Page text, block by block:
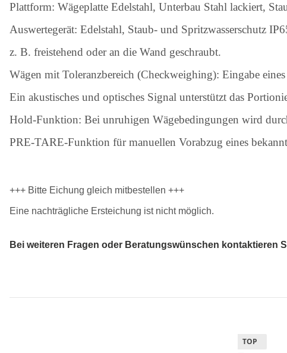
Plattform: Wägeplatte Edelstahl, Unterbau Stahl lackiert,
Auswertegerät: Edelstahl, Staub- und Spritzwasserschutz
z. B. freistehend oder an die Wand geschraubt.
Wägen mit Toleranzbereich (Checkweighing): Eingabe
Ein akustisches und optisches Signal unterstützt das
Hold-Funktion: Bei unruhigen Wägebedingungen wird
PRE-TARE-Funktion für manuellen Vorabzug eines
+++ Bitte Eichung gleich mitbestellen +++
Eine nachträgliche Ersteichung ist nicht möglich.
Bei weiteren Fragen oder Beratungswünschen kontaktieren
TOP